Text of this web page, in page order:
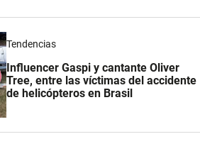
Tendencias
Influencer Gaspi y cantante Oliver
Tree, entre las víctimas del accidente
de helicópteros en Brasil